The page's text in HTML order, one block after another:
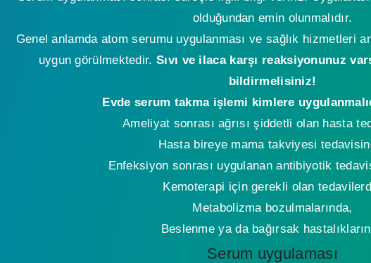
olduğundan emin olunmalıdır.
Genel anlamda atom serumu uygulanması ve sağlık hizmetleri
uygun görülmektedir. Sıvı ve ilaca karşı reaksiyonunuz
bildirmelisiniz!
Evde serum takma işlemi kimlere
Ameliyat sonrası ağrısı şiddetli olan hasta
Hasta bireye mama takviyesi
Enfeksiyon sonrası uygulanan antibiyotik
Kemoterapi için gerekli olan
Metabolizma bozulmalarında,
Beslenme ya da bağırsak
Serum uygulaması